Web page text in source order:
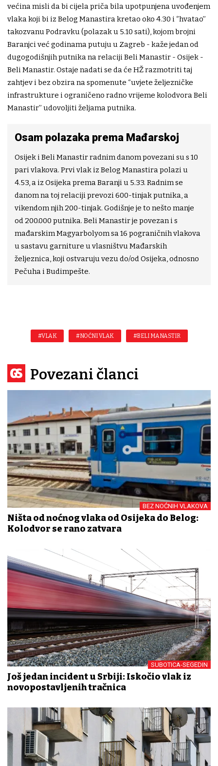
većina misli da bi cijela priča bila upotpunjena uvođenjem
vlaka koji bi iz Belog Manastira kretao oko 4.30 i ‘’hvatao’’
takozvanu Podravku (polazak u 5.10 sati), kojom brojni
Baranjci već godinama putuju u Zagreb - kaže jedan od
dugogodišnjih putnika na relaciji Beli Manastir - Osijek -
Beli Manastir. Ostaje nadati se da će HŽ razmotriti taj
zahtjev i bez obzira na spomenute ‘’uvjete željezničke
infrastrukture i ograničeno radno vrijeme kolodvora Beli
Manastir’’ udovoljiti željama putnika.
Osam polazaka prema Mađarskoj
Osijek i Beli Manastir radnim danom povezani su s 10
pari vlakova. Prvi vlak iz Belog Manastira polazi u
4.53, a iz Osijeka prema Baranji u 5.33. Radnim se
danom na toj relaciji prevozi 600-tinjak putnika, a
vikendom njih 200-tinjak. Godišnje je to nešto manje
od 200.000 putnika. Beli Manastir je povezan i s
mađarskim Magyarbolyom sa 16 pograničnih vlakova
u sastavu garniture u vlasništvu Mađarskih
željeznica, koji ostvaruju vezu do/od Osijeka, odnosno
Pečuha i Budimpešte.
#VLAK #NOĆNI VLAK #BELI MANASTIR
Povezani članci
BEZ NOĆNIH VLAKOVA
Ništa od noćnog vlaka od Osijeka do Belog:
Kolodvor se rano zatvara
SUBOTICA-SEGEDIN
Još jedan incident u Srbiji: Iskočio vlak iz
novopostavljenih tračnica